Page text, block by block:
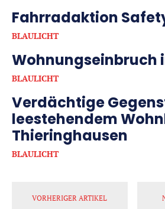
Fahrradaktion
BLAULICHT
Wohnungseinbruch
BLAULICHT
Verdächtige
leestehendem
Thieringhausen
BLAULICHT
VORHERIGER ARTIKEL